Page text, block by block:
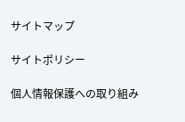
サイトマップ
サイトポリシー
個人情報保護への取り組み